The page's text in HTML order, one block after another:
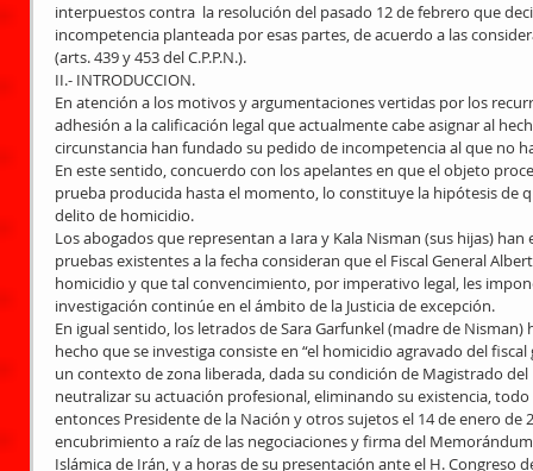
interpuestos contra  la resolución del pasado 12 de febrero que
incompetencia planteada por esas partes, de acuerdo a las
(arts. 439 y 453 del C.P.P.N.).
II.- INTRODUCCION.
En atención a los motivos y argumentaciones vertidas por los
adhesión a la calificación legal que actualmente cabe asignar al
circunstancia han fundado su pedido de incompetencia al que no
En este sentido, concuerdo con los apelantes en que el objeto
prueba producida hasta el momento, lo constituye la hipótesis de
delito de homicidio.
Los abogados que representan a Iara y Kala Nisman (sus hijas)
pruebas existentes a la fecha consideran que el Fiscal General
homicidio y que tal convencimiento, por imperativo legal, les
investigación continúe en el ámbito de la Justicia de excepción.
En igual sentido, los letrados de Sara Garfunkel (madre de
hecho que se investiga consiste en “el homicidio agravado del
un contexto de zona liberada, dada su condición de Magistrado
neutralizar su actuación profesional, eliminando su existencia,
entonces Presidente de la Nación y otros sujetos el 14 de enero de
encubrimiento a raíz de las negociaciones y firma del
Islámica de Irán, y a horas de su presentación ante el H. Congreso